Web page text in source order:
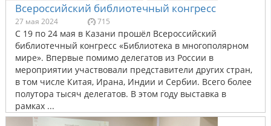
Всероссийский библиотечный конгресс
27 мая 2024 715
С 19 по 24 мая в Казани прошёл Всероссийский
библиотечный конгресс «Библиотека в многополярном
мире». Впервые помимо делегатов из России в
мероприятии участвовали представители других стран,
в том числе Китая, Ирана, Индии и Сербии. Всего более
полутора тысяч делегатов. В этом году выставка в
рамках ...